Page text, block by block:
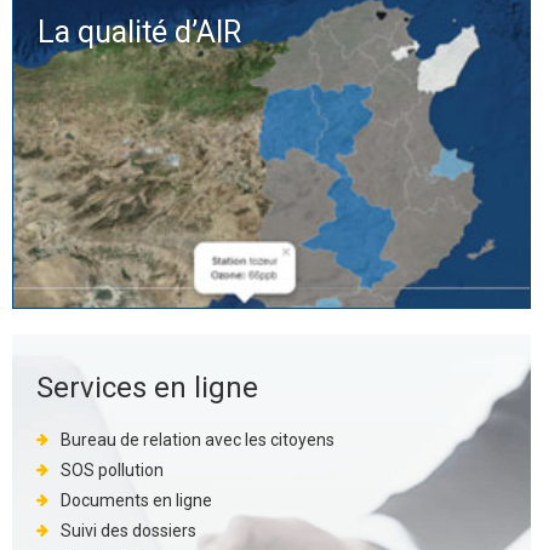
La qualité d’AIR
Services en ligne
Bureau de relation avec les citoyens
SOS pollution
Documents en ligne
Suivi des dossiers